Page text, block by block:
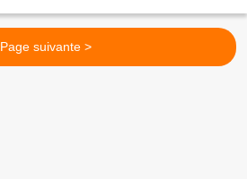
Page suivante >